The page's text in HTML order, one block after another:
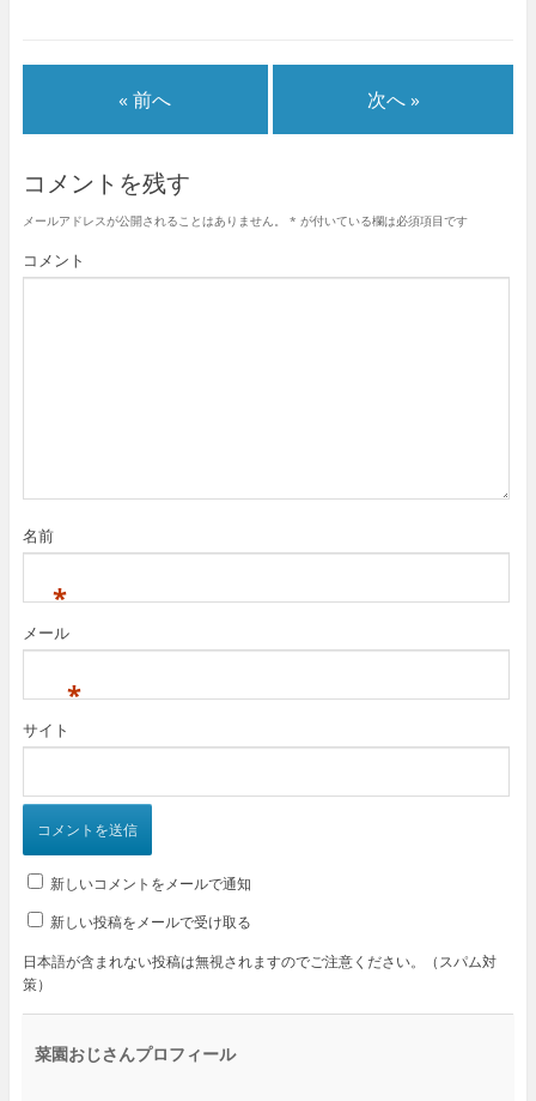
« 前へ 次へ »
コメントを残す
メールアドレスが公開されることはありません。 * が付いている欄は必須項目です
コメント
名前
*
メール
*
サイト
新しいコメントをメールで通知
新しい投稿をメールで受け取る
日本語が含まれない投稿は無視されますのでご注意ください。（スパム対
策）
菜園おじさんプロフィール